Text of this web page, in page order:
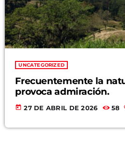
UNCATEGORIZED
Frecuentemente la
provoca admiración.
today 27 DE ABRIL DE 2026 58